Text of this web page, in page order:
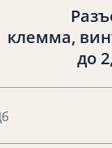
клемма,
до